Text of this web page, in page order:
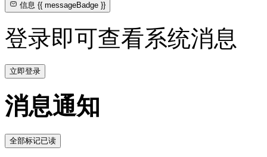
信息{{ messageBadge }}
登录即可查看系统消息
立即登录
消息通知
全部标记已读